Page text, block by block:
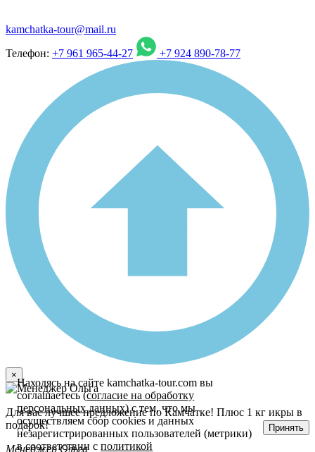
kamchatka-tour@mail.ru
Телефон: +7 961 965-44-27 +7 924 890-78-77
×
Для вас лучшее предложение по Камчатке! Плюс 1 кг икры в
подарок!
Менеджер Ольга
Находясь на сайте kamchatka-tour.com вы
соглашаетесь (согласие на обработку
персональных данных) с тем, что мы
осуществляем сбор cookies и данных
незарегистрированных пользователей (метрики)
в соответствии сполитикой
Принять